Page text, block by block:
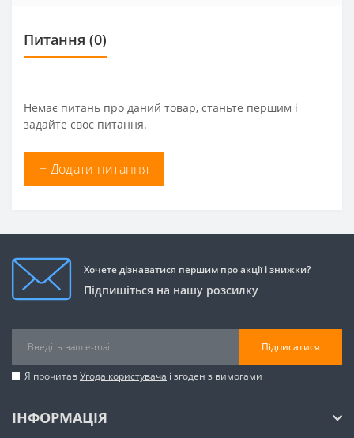
Питання (0)
Немає питань про даний товар, станьте першим і
задайте своє питання.
+ Додати питання
Хочете дізнаватися першим про акції і знижки?
Підпишіться на нашу розсилку
Підписатися
Я прочитавУгода користувача і згоден з вимогами
ІНФОРМАЦІЯ